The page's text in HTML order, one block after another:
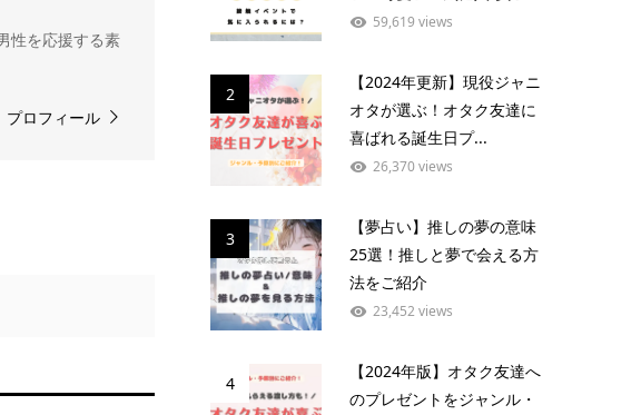
性を応援する素
プロフィール
59,619 views
2
【2024年更新】現役ジャニ
オタが選ぶ！オタク友達に
喜ばれる誕生日プ...
26,370 views
3
【夢占い】推しの夢の意味
25選！推しと夢で会える方
法をご紹介
23,452 views
4
【2024年版】オタク友達へ
のプレゼントをジャンル・